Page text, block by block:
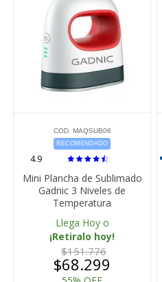
COD. MAQSUB06
RECOMENDADO
4.9
Mini Plancha de Sublimado
Gadnic 3 Niveles de
Temperatura
Llega Hoy o
¡Retiralo hoy!
$151.776
$68.299